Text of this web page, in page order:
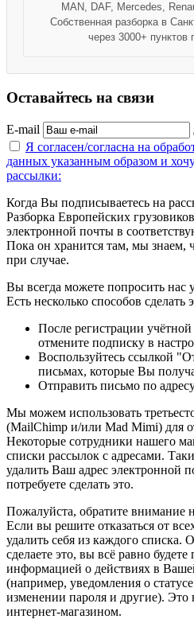
MAN, DAF, Mercedes,
Собственная разборка в
через 3000+ пунктов
Оставайтесь на связи
E-mail
Я согласен/согласна на
данных указанным образом и
рассылки:
Когда Вы подписываетесь на
Разборка Европейских
электронной почты в
Пока он хранится там, мы знаем,
при случае.
Вы всегда можете попросить нас
Есть несколько способов сделать
После регистрации
отмените подписку в
Воспользуйтесь ссылкой
письмах, которые Вы
Отправить письмо по
Мы можем использовать
(MailChimp и/или Mad Mimi) для
Некоторые сотрудники нашего
списки рассылок с адресами.
удалить Ваш адрес электронной
потребуете сделать это.
Пожалуйста, обратите внимание
Если вы решите отказаться от
удалить себя из каждого списка.
сделаете это, вы всё равно
информацией о действиях в
(например, уведомления о
изменении пароля и другие). Это
интернет-магазином.